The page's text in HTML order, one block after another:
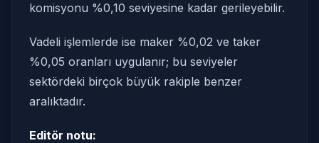
komisyonu %0,10 seviyesine kadar gerileyebilir.
Vadeli işlemlerde ise maker %0,02 ve taker
%0,05 oranları uygulanır; bu seviyeler
sektördeki birçok büyük rakiple benzer
aralıktadır.
Editör notu: